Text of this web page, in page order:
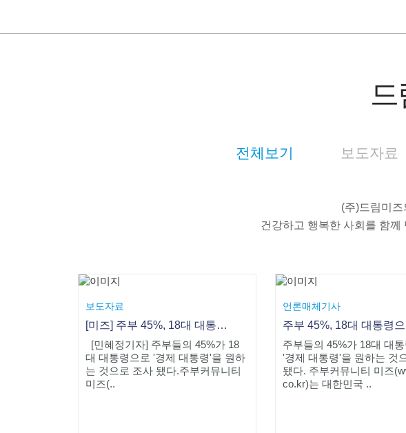
드
전체보기 보도자료
(주)드림미
건강하고 행복한 사회를 함
보도자료
[미즈] 주부 45%, 18대 대통령으로 '경제대통령' 원해 2위는 '교육 대통령'
[민혜정기자] 주부들의 45%가 18
대 대통령으로 '경제 대통령'을 원하
는 것으로 조사 됐다.주부커뮤니티
미즈(..
언론매체기사
주부들의 45%가 18대 대
'경제 대통령'을 원하는 것
됐다. 주부커뮤니티 미즈
co.kr)는 대한민국 ..